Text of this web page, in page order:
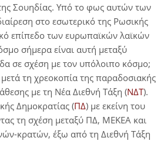
Σουηδίας. Υπό το φως αυτών των
στο εσωτερικό της Ρωσικής
επίπεδο των ευρωπαϊκών λαϊκών
σήμερα είναι αυτή μεταξύ
σε σχέση με τον υπόλοιπο κόσμο;
τη χρεοκοπία της παραδοσιακής
με τη Νέα Διεθνή Τάξη (ΝΔΤ).
Δημοκρατίας (ΠΔ) με εκείνη του
τη σχέση μεταξύ ΠΔ, ΜΕΚΕΑ και
κρατών, έξω από τη Διεθνή Τάξη